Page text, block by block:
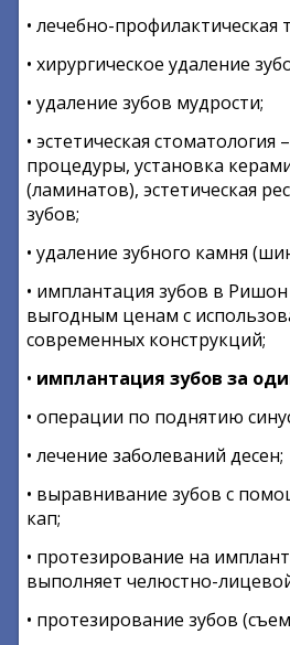
• лечебно-профилактическая
• хирургическое удаление
• удаление зубов мудрости;
• эстетическая
процедуры, установка
(ламинатов), эстетическая
зубов;
• удаление зубного камня
• имплантация зубов в
выгодным ценам с
современных конструкций;
• имплантация зубов за
• операции по поднятию
• лечение заболеваний десен;
• выравнивание зубов с
кап;
• протезирование на
выполняет челюстно-
• протезирование зубов